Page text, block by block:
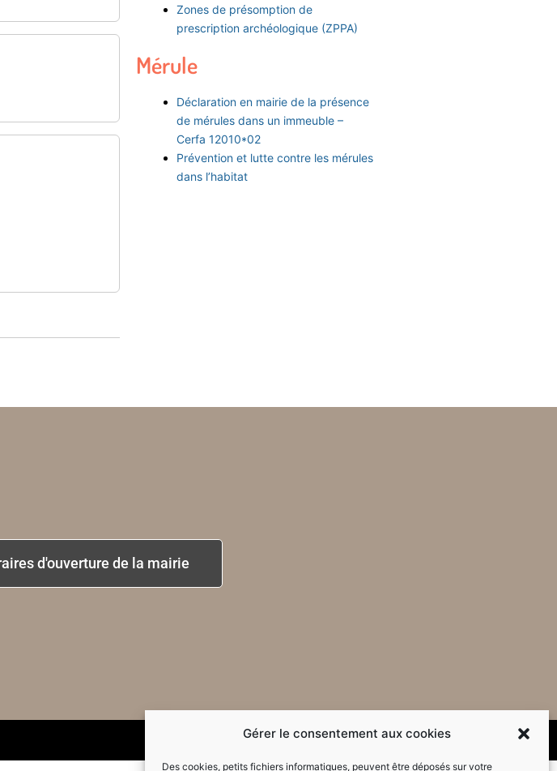
Gérer le consentement aux cookies
Des cookies, petits fichiers informatiques, peuvent être déposés sur votre
Zones de présomption de
prescription archéologique (ZPPA)
Mérule
Déclaration en mairie de la présence
de mérules dans un immeuble –
Cerfa 12010*02
Prévention et lutte contre les mérules
dans l’habitat
d'ouverture de la mairie